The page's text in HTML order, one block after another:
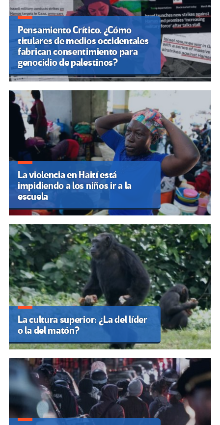
Pensamiento Crítico. ¿Cómo
titulares de medios occidentales
fabrican consentimiento para
genocidio de palestinos?
La violencia en Haití está
impidiendo a los niños ir a la
escuela
La cultura superior: ¿La del líder
o la del matón?